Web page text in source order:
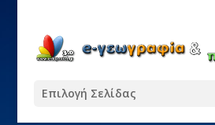
Επιλογή Σελίδας